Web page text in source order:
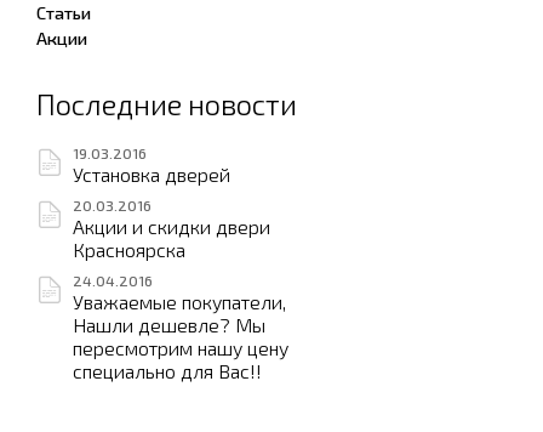
Статьи
Акции
Последние новости
19.03.2016
Установка дверей
20.03.2016
Акции и скидки двери
Красноярска
24.04.2016
Уважаемые покупатели,
Нашли дешевле? Мы
пересмотрим нашу цену
специально для Вас!!